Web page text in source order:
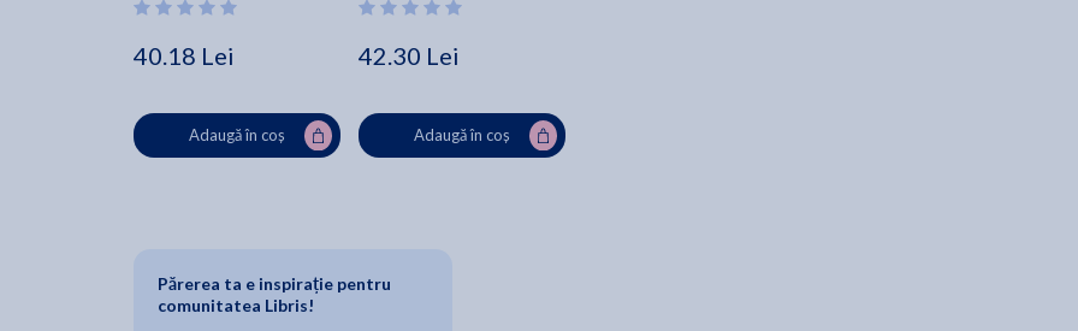
40.18 Lei
Adaugă în coș
42.30 Lei
Adaugă în coș
Părerea ta e inspirație pentru
comunitatea Libris!